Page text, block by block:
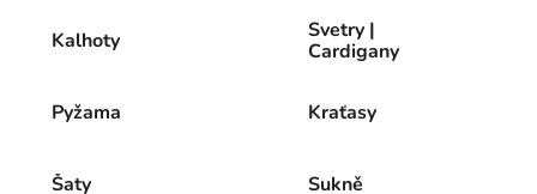
Kalhoty
Svetry |
Cardigany
Pyžama Kraťasy
Šaty Sukně